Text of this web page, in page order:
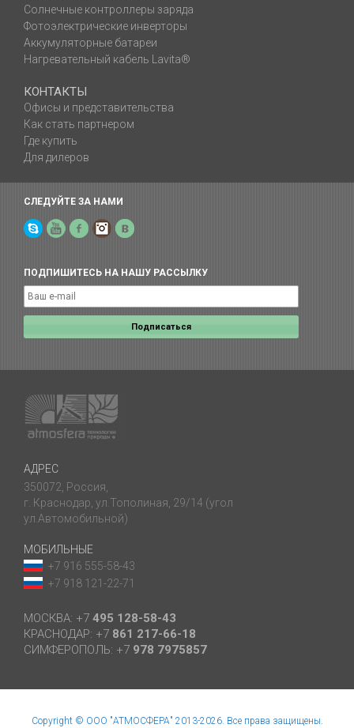
Солнечные контроллеры заряда
Фотоэлектрические инверторы
Аккумуляторные батареи
Нагревательный кабель Lavita®
КОНТАКТЫ
Офисы и представительства
Как стать партнером
Где купить
Для дилеров
СЛЕДУЙТЕ ЗА НАМИ
Skype YouTubeFacebookInstagram
ПОДПИШИТЕСЬ НА НАШУ РАССЫЛКУ
АДРЕС
350072, Россия,
г. Краснодар, ул.Тополиная, 29/14 (угол
ул.Автомобильной)
МОБИЛЬНЫЕ
+7 916 555-58-43
+7 918 121-22-71
МОСКВА: +7 495 128-58-43
КРАСНОДАР: +7 861 217-66-18
СИМФЕРОПОЛЬ: +7 978 7975857
Copyright © ООО "АТМОСФЕРА" 2013-2026. Все права защищены.